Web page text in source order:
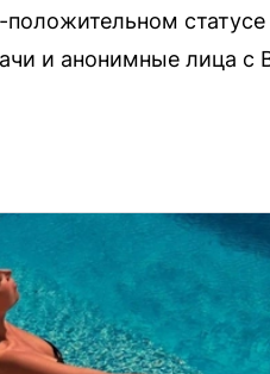
статусе
и анонимные лица с